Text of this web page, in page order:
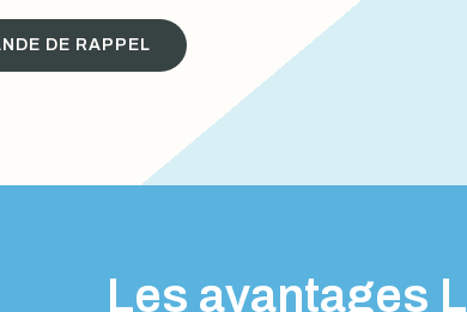
DE RAPPEL
Les avantages